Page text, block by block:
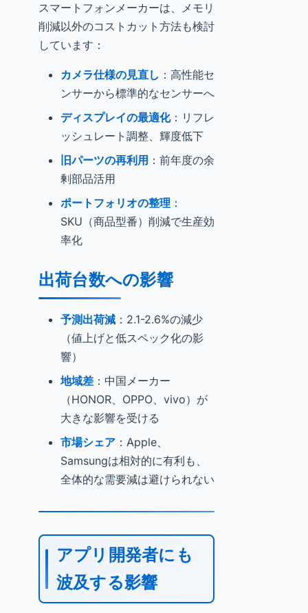
スマートフォンメーカーは、メモリ
削減以外のコストカット方法も検討
しています：
カメラ仕様の見直し ：高性能セ
ンサーから標準的なセンサーへ
ディスプレイの最適化：リフレ
ッシュレート調整、輝度低下
旧パーツの再利用 ：前年度の余
剰部品活用
ポートフォリオの整理 ：
SKU（商品型番）削減で生産効
率化
出荷台数への影響
予測出荷減 ：2.1-2.6%の減少
（値上げと低スペック化の影
響）
地域差 ：中国メーカー
（HONOR、OPPO、vivo）が
大きな影響を受ける
市場シェア ：Apple、
Samsungは相対的に有利も、
全体的な需要減は避けられない
アプリ開発者にも
波及する影響